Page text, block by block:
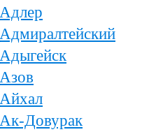
Адлер
Адмиралтейский
Адыгейск
Азов
Айхал
Ак-Довурак